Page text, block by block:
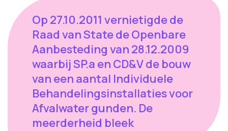
Op 27.10.2011 vernietigde de
Raad van State de Openbare
Aanbesteding van 28.12.2009
waarbij SP.a en CD&V de bouw
van een aantal Individuele
Behandelingsinstallaties voor
Afvalwater gunden. De
meerderheid bleek